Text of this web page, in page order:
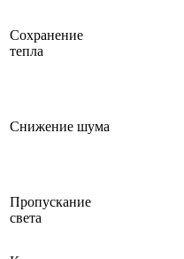
Сохранение
тепла
Снижение шума
Пропускание
света